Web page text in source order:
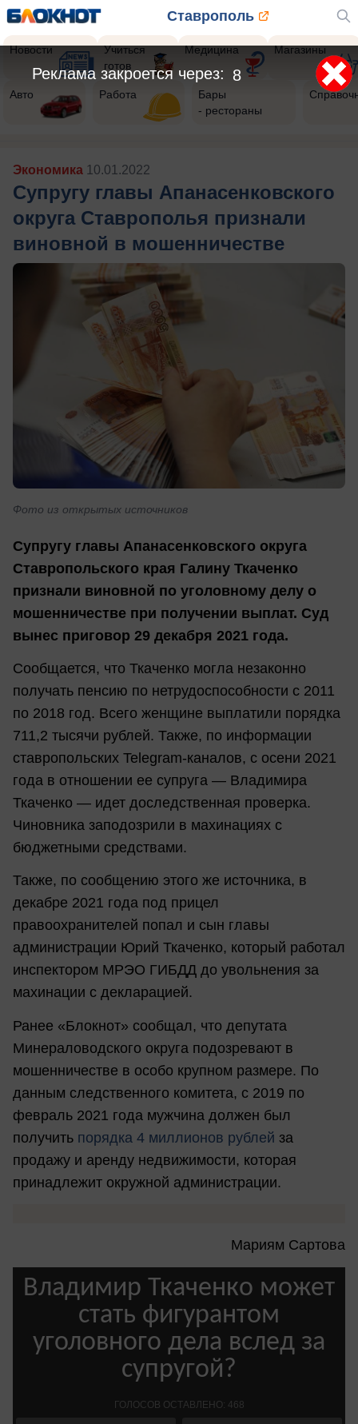
Ставрополь
Новости
Учиться
готов
Медицина Магазины
Авто Работа
Бары
- рестораны
Экономика 10.01.2022
Супругу главы Апанасенковского
округа Ставрополья признали
виновной в мошенничестве
Фото из открытых источников
Супругу главы Апанасенковского округа
Ставропольского края Галину Ткаченко
признали виновной по уголовному делу о
мошенничестве при получении выплат. Суд
вынес приговор 29 декабря 2021 года.
Сообщается, что Ткаченко могла незаконно
получать пенсию по нетрудоспособности с 2011
по 2018 год. Всего женщине выплатили порядка
711,2 тысячи рублей. Также, по информации
ставропольских Telegram-каналов, с осени 2021
года в отношении ее супруга ― Владимира
Ткаченко ― идет доследственная проверка.
Чиновника заподозрили в махинациях с
бюджетными средствами.
Также, по сообщению этого же источника, в
декабре 2021 года под прицел
правоохранителей попал и сын главы
администрации Юрий Ткаченко, который работал
инспектором МРЭО ГИБДД до увольнения за
махинации с декларацией.
Ранее «Блокнот» сообщал, что депутата
Минераловодского округа подозревают в
мошенничестве в особо крупном размере. По
данным следственного комитета, с 2019 по
февраль 2021 года мужчина должен был
получить порядка 4 миллионов рублей за
продажу и аренду недвижимости, которая
принадлежит окружной администрации.
Мариям Сартова
5
Реклама закроется через: